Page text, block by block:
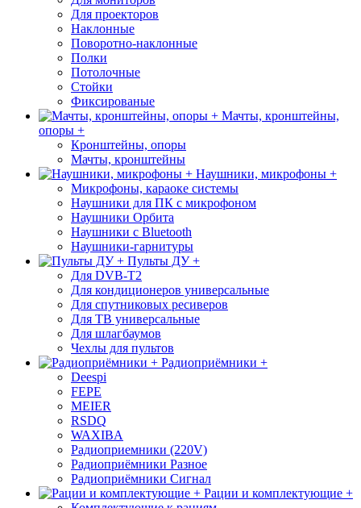
Для проекторов
Наклонные
Поворотно-наклонные
Полки
Потолочные
Стойки
Фиксированые
Мачты, кронштейны,
опоры +
Кронштейны, опоры
Мачты, кронштейны
Наушники, микрофоны +
Микрофоны, караоке системы
Наушники для ПК с микрофоном
Наушники Орбита
Наушники с Bluetooth
Наушники-гарнитуры
Пульты ДУ +
Для DVB-T2
Для кондиционеров универсальные
Для спутниковых ресиверов
Для ТВ универсальные
Для шлагбаумов
Чехлы для пультов
Радиоприёмники +
Deespi
FEPE
MEIER
RSDQ
WAXIBA
Радиоприемники (220V)
Радиоприёмники Разное
Радиоприёмники Сигнал
Рации и комплектующие +